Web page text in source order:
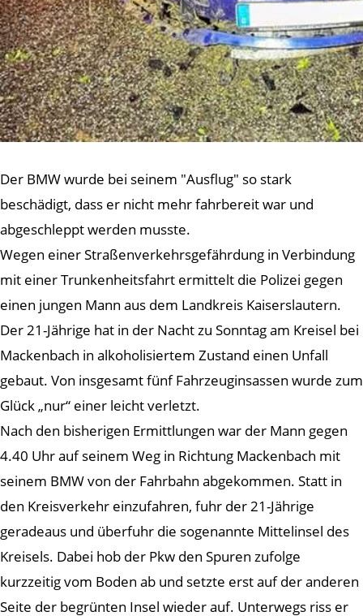
Der BMW wurde bei seinem "Ausflug" so stark
beschädigt, dass er nicht mehr fahrbereit war und
abgeschleppt werden musste.
Wegen einer Straßenverkehrsgefährdung in Verbindung
mit einer Trunkenheitsfahrt ermittelt die Polizei gegen
einen jungen Mann aus dem Landkreis Kaiserslautern.
Der 21-Jährige hat in der Nacht zu Sonntag am Kreisel bei
Mackenbach in alkoholisiertem Zustand einen Unfall
gebaut. Von insgesamt fünf Fahrzeuginsassen wurde zum
Glück „nur“ einer leicht verletzt.
Nach den bisherigen Ermittlungen war der Mann gegen
4.40 Uhr auf seinem Weg in Richtung Mackenbach mit
seinem BMW von der Fahrbahn abgekommen. Statt in
den Kreisverkehr einzufahren, fuhr der 21-Jährige
geradeaus und überfuhr die sogenannte Mittelinsel des
Kreisels. Dabei hob der Pkw den Spuren zufolge
kurzzeitig vom Boden ab und setzte erst auf der anderen
Seite der begrünten Insel wieder auf. Unterwegs riss er